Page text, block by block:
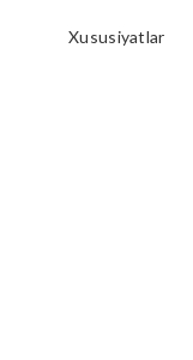
Xususiyatlar